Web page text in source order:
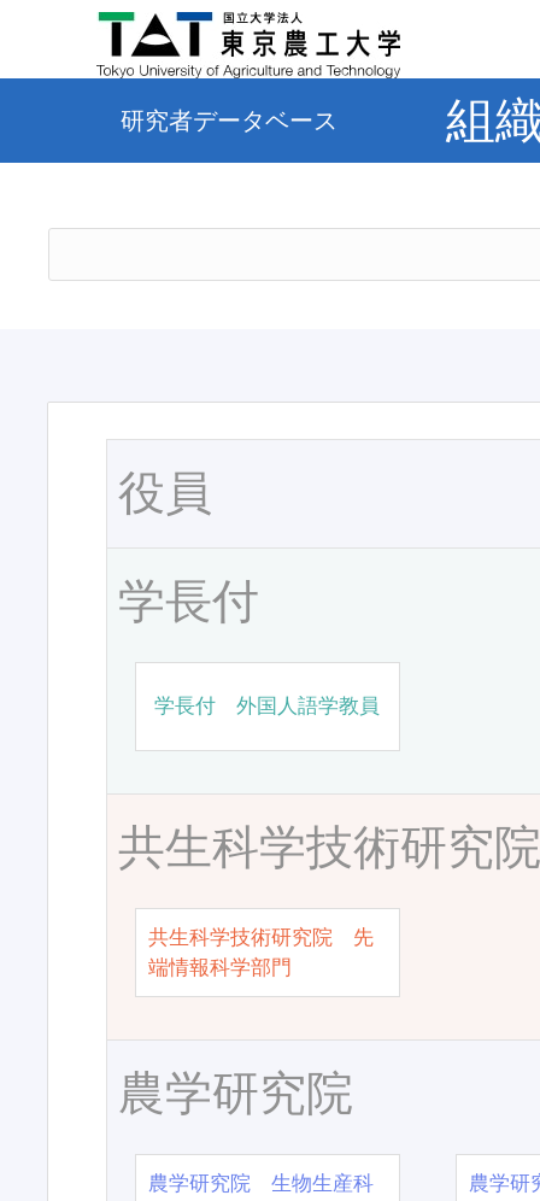
研究者データベース 組
役員
学長付
学長付 外国人語学教員
共生科学技術研究
共生科学技術研究院 先
端情報科学部門
農学研究院
農学研究院 生物生産科
農学